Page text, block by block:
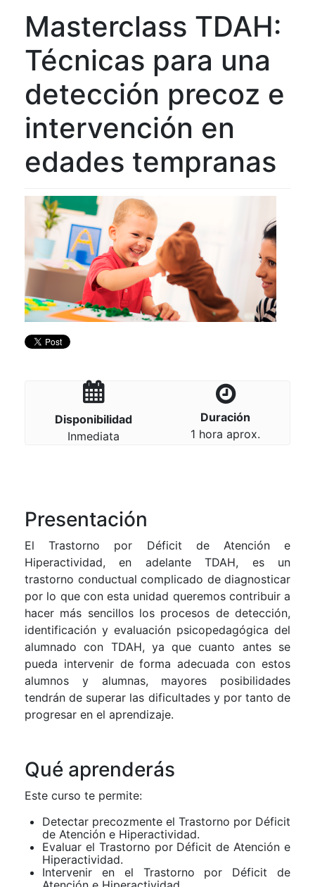
Masterclass TDAH:
Técnicas para una
detección precoz e
intervención en
edades tempranas
Disponibilidad
Inmediata
Duración
1 hora aprox.
Presentación
El Trastorno por Déficit de Atención e
Hiperactividad, en adelante TDAH, es un
trastorno conductual complicado de diagnosticar
por lo que con esta unidad queremos contribuir a
hacer más sencillos los procesos de detección,
identificación y evaluación psicopedagógica del
alumnado con TDAH, ya que cuanto antes se
pueda intervenir de forma adecuada con estos
alumnos y alumnas, mayores posibilidades
tendrán de superar las dificultades y por tanto de
progresar en el aprendizaje.
Qué aprenderás
Este curso te permite:
Detectar precozmente el Trastorno por Déficit
de Atención e Hiperactividad.
Evaluar el Trastorno por Déficit de Atención e
Hiperactividad.
Intervenir en el Trastorno por Déficit de